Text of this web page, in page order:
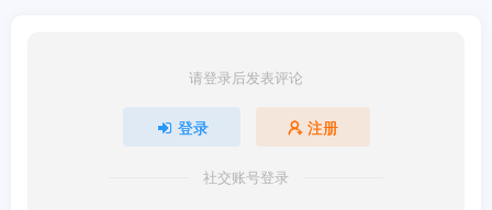
请登录后发表评论
登录 注册
社交账号登录